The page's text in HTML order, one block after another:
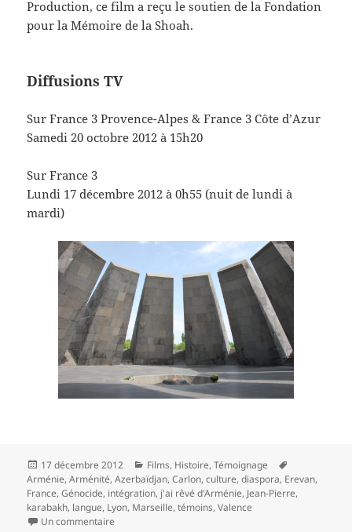
Production, ce film a reçu le soutien de la Fondation
pour la Mémoire de la Shoah.
Diffusions TV
Sur France 3 Provence-Alpes & France 3 Côte d’Azur
Samedi 20 octobre 2012 à 15h20
Sur France 3
Lundi 17 décembre 2012 à 0h55 (nuit de lundi à
mardi)
Publié
le
17 décembre 2012 Catégories
Films, Histoire,Témoignage
clés
Arménie,Arménité,Azerbaïdjan,Carlon,culture,diaspora, Erevan,
France,Génocide, intégration, j'ai rêvé d'Arménie, Jean-Pierre,
karabakh, langue, Lyon, Marseille,témoins,Valence
Un commentaire